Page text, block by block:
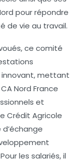
pour répondre
de vie au travail.
ce comité
innovant, mettant
Nord France
et
Crédit Agricole
les salariés, il